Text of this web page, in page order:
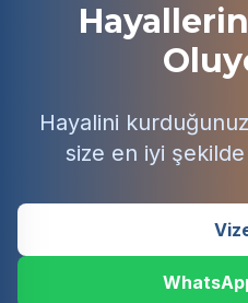
Hayalini kurduğunuz
size en iyi